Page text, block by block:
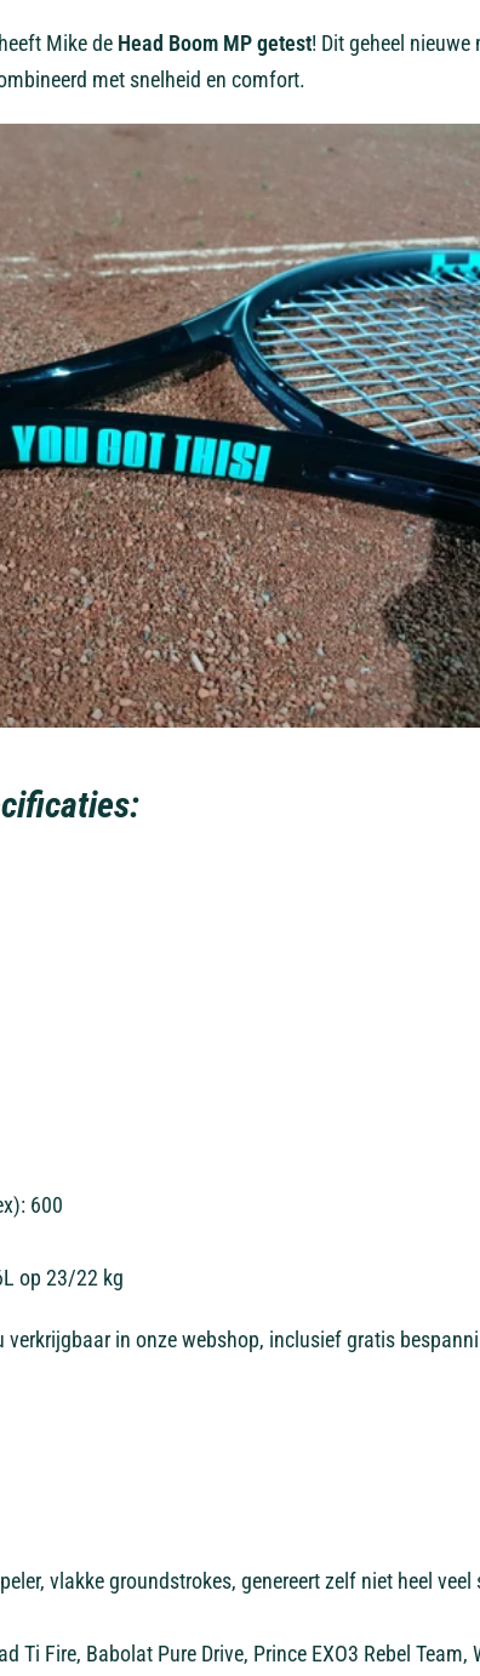
Mike de Head Boom MP getest! Dit geheel nieuwe
met snelheid en comfort.
600
op 23/22 kg
verkrijgbaar in onze webshop, inclusief gratis
vlakke groundstrokes, genereert zelf niet heel
Ti Fire, Babolat Pure Drive, Prince EXO3 Rebel Team,